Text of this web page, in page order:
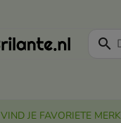
search
VIND JE FAVORIETE MERK